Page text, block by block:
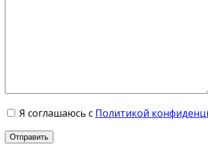
Я соглашаюсь с Политикой